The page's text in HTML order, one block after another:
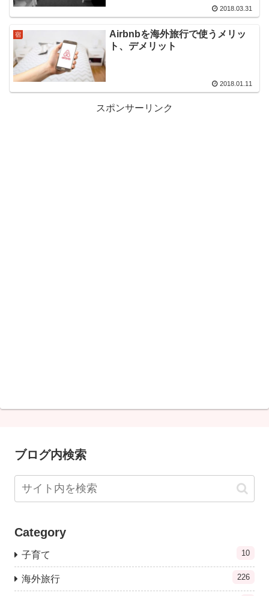
2018.03.31
宿
Airbnbを海外旅行で使うメリッ
ト、デメリット
2018.01.11
スポンサーリンク
ブログ内検索
Category
子育て 10
海外旅行 226